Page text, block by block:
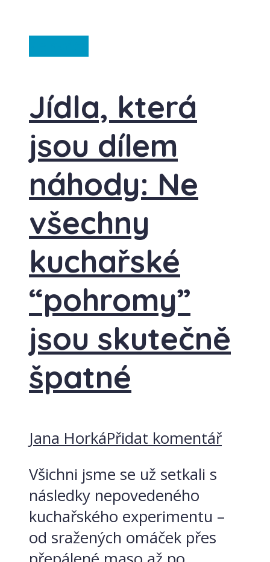
Jídla, která
jsou dílem
náhody: Ne
všechny
kuchařské
“pohromy”
jsou skutečně
špatné
Jana HorkáPřidat komentář
Všichni jsme se už setkali s
následky nepovedeného
kuchařského experimentu –
od sražených omáček přes